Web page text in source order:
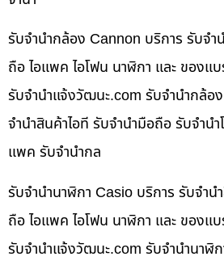
รับจำนำกล้อง Cannon บริการ รับจำ
ถือ ไอแพค ไอโฟน นาฬิกา และ ของแ
รับจํานําแจ้งวัฒนะ.com รับจำนำกล้อ
จำนำสินค้าไอที รับจำนำมือถือ รับจำน
แพค รับจำนำกล
รับจำนำนาฬิกา Casio บริการ รับจำน
ถือ ไอแพค ไอโฟน นาฬิกา และ ของแ
รับจํานําแจ้งวัฒนะ.com รับจำนำนาฬิ